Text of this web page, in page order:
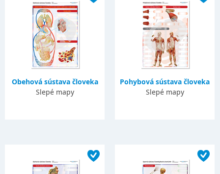
Obehová sústava človeka
Slepé mapy
Pohybová sústava človeka
Slepé mapy